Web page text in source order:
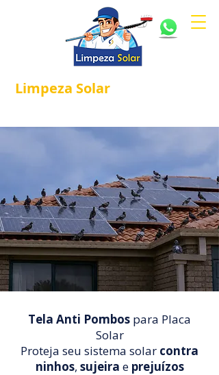
Limpeza Solar®
Tela Anti Pombos para Placa
Solar
Proteja seu sistema solar contra
ninhos, sujeira e prejuízos